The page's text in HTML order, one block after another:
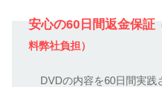
安心の60日間返金保証
料弊社負担）
DVDの内容を60日間実践